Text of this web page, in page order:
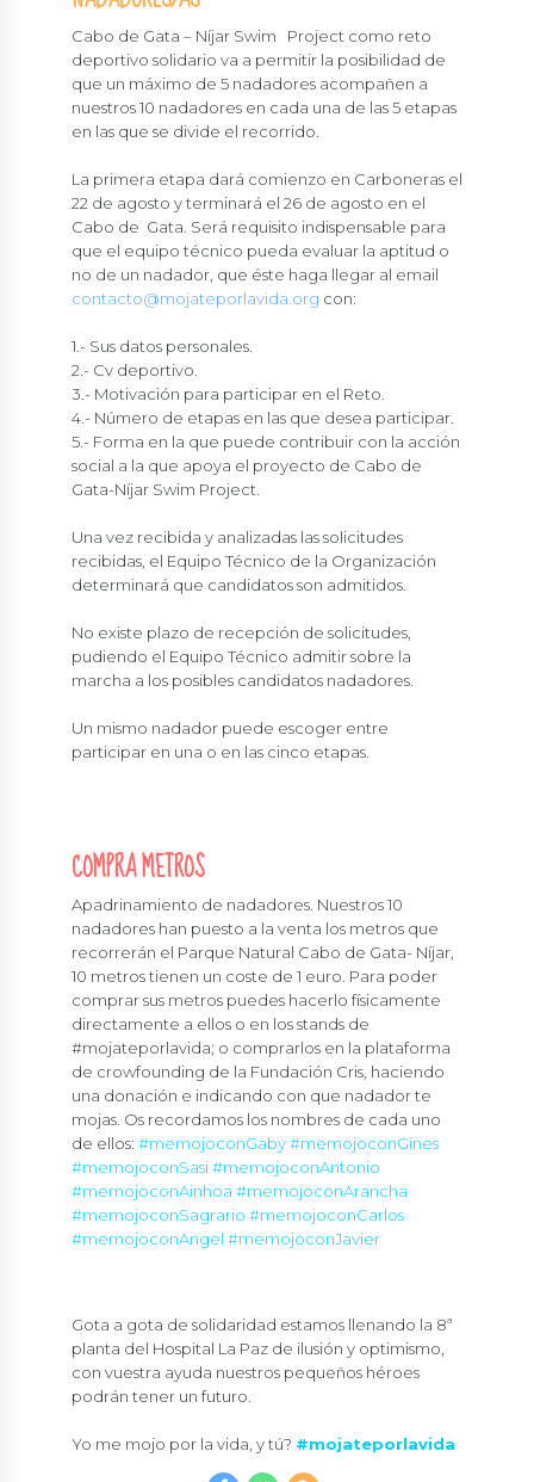
Cabo de Gata – Níjar Swim Project como reto
deportivo solidario va a permitir la posibilidad de
que un máximo de 5 nadadores acompañen a
nuestros 10 nadadores en cada una de las 5 etapas
en las que se divide el recorrido.
La primera etapa dará comienzo en Carboneras el
22 de agosto y terminará el 26 de agosto en el
Cabo de Gata. Será requisito indispensable para
que el equipo técnico pueda evaluar la aptitud o
no de un nadador, que éste haga llegar al email
contacto@mojateporlavida.org con:
1.- Sus datos personales.
2.- Cv deportivo.
3.- Motivación para participar en el Reto.
4.- Número de etapas en las que desea participar.
5.- Forma en la que puede contribuir con la acción
social a la que apoya el proyecto de Cabo de
Gata-Níjar Swim Project.
Una vez recibida y analizadas las solicitudes
recibidas, el Equipo Técnico de la Organización
determinará que candidatos son admitidos.
No existe plazo de recepción de solicitudes,
pudiendo el Equipo Técnico admitir sobre la
marcha a los posibles candidatos nadadores.
Un mismo nadador puede escoger entre
participar en una o en las cinco etapas.
COMPRA METROS
Apadrinamiento de nadadores. Nuestros 10
nadadores han puesto a la venta los metros que
recorrerán el Parque Natural Cabo de Gata- Níjar,
10 metros tienen un coste de 1 euro. Para poder
comprar sus metros puedes hacerlo físicamente
directamente a ellos o en los stands de
#mojateporlavida; o comprarlos en la plataforma
de crowfounding de la Fundación Cris, haciendo
una donación e indicando con que nadador te
mojas. Os recordamos los nombres de cada uno
de ellos: #memojoconGaby #memojoconGines
#memojoconSasi #memojoconAntonio
#memojoconAinhoa #memojoconArancha
#memojoconSagrario #memojoconCarlos
#memojoconAngel #memojoconJavier
Gota a gota de solidaridad estamos llenando la 8ª
planta del Hospital La Paz de ilusión y optimismo,
con vuestra ayuda nuestros pequeños héroes
podrán tener un futuro.
Yo me mojo por la vida, y tú? #mojateporlavida